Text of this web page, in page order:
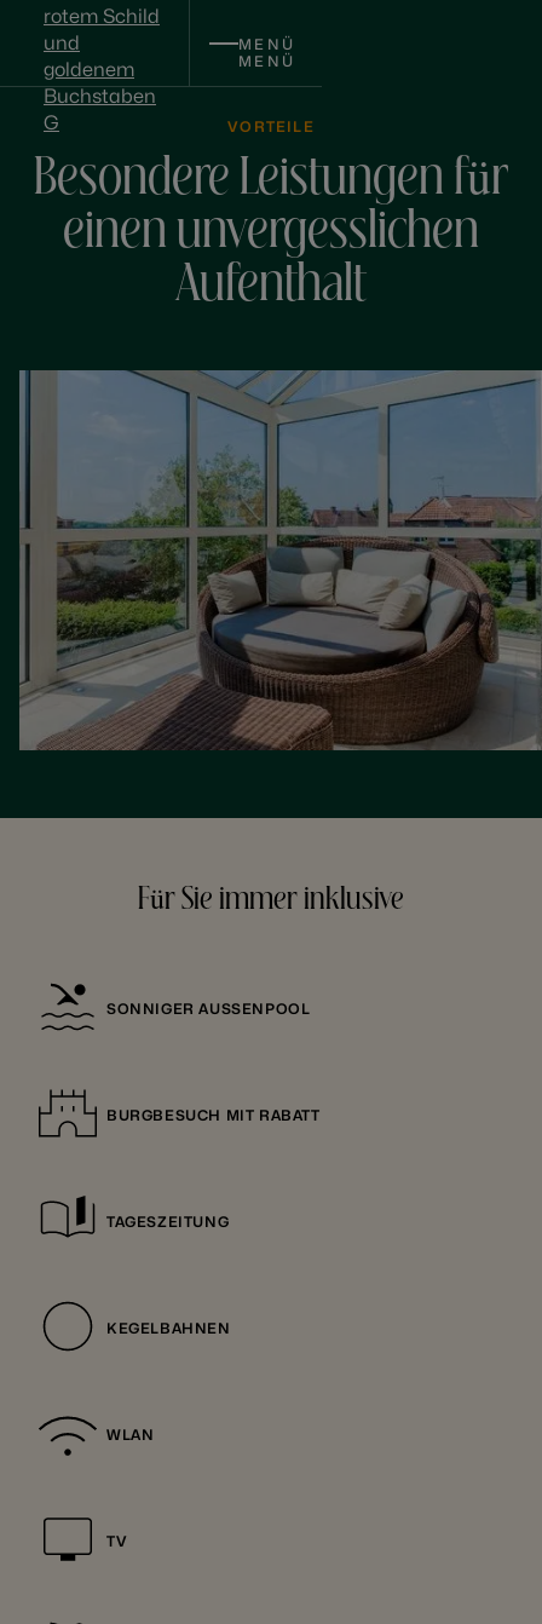
MENÜ
MENÜ
VORTEILE
Besondere Leistungen für
einen unvergesslichen
Aufenthalt
Für Sie immer inklusive
SONNIGER AUSSENPOOL
BURGBESUCH MIT RABATT
TAGESZEITUNG
KEGELBAHNEN
WLAN
TV